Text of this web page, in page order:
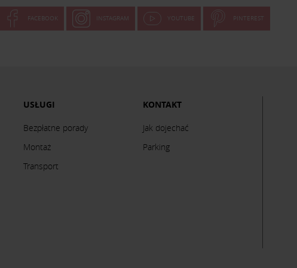
FACEBOOK INSTAGRAM YOUTUBE PINTEREST
USŁUGI
Bezpłatne porady
Montaż
Transport
KONTAKT
Jak dojechać
Parking